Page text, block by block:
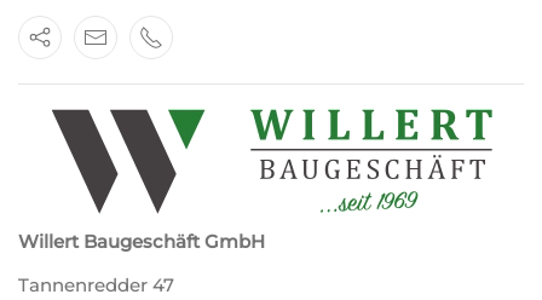
Willert Baugeschäft GmbH
Tannenredder 47